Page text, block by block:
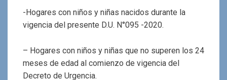
-Hogares con niños y niñas nacidos durante la
vigencia del presente D.U. N°095 -2020.
– Hogares con niños y niñas que no superen los 24
meses de edad al comienzo de vigencia del
Decreto de Urgencia.